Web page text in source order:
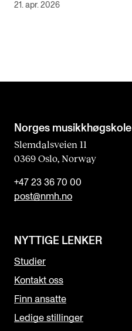
21. apr. 2026
Norges musikk­høgskole
Slemdalsveien 11
0369 Oslo, Norway
+47 23 36 70 00
post@nmh.no
NYTTIGE LENKER
Studier
Kontakt oss
Finn ansatte
Ledige stillinger